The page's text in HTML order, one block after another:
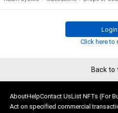
に反する利用またはその恐れの
・本アイテムの購入、売却および利
保有者、その他第三者が損害を被
何らの法的責任も負わないものと
■The owner of the item has the
今回のためにオキモト・シュウ氏が
書き下ろした作品まで、『神の雫
の展開を一緒に楽しんでください
【亜樹直氏 コメント】
Login
Click here to
Back to
AboutHelpContact UsList NFTs (For
Act on specified commercial